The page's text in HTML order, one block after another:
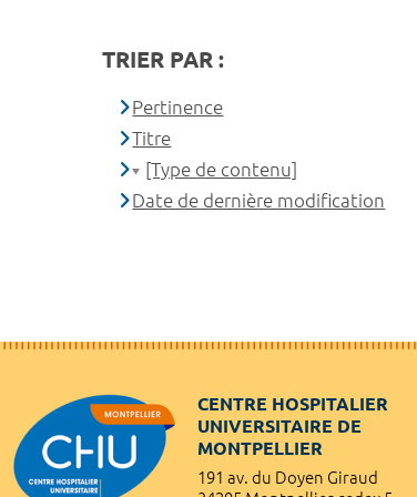
TRIER PAR :
Pertinence
Titre
[Type de contenu]
Date de dernière modification
CENTRE HOSPITALIER
UNIVERSITAIRE DE
MONTPELLIER
191 av. du Doyen Giraud